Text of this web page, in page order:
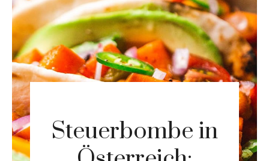
Steuerbombe in